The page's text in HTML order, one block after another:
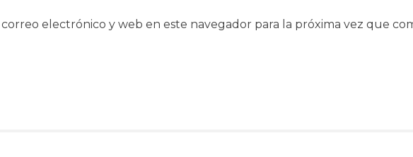
electrónico y web en este navegador para la próxima vez que